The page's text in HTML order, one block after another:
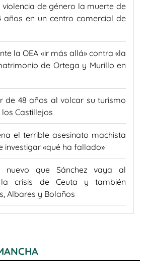
de género la muerte de
años en un centro comercial de
la OEA «ir más allá» contra «la
de Ortega y Murillo en
de 48 años al volcar su turismo
Castillejos
el terrible asesinato machista
investigar «qué ha fallado»
que Sánchez vaya al
crisis de Ceuta y también
Albares y Bolaños